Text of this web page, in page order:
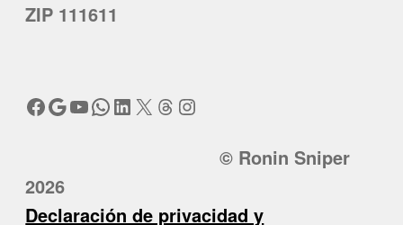
ZIP 111611
Facebook
Google
YouTube
WhatsApp
LinkedIn
X Threads
Instagram
© Ronin Sniper
2026
Declaración de privacidad y